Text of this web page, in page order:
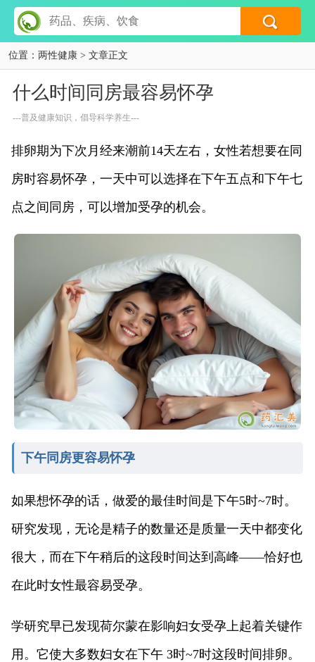
位置： 两性健康 > 文章正文
什么时间同房最容易怀孕
---普及健康知识，倡导科学养生---
排卵期为下次月经来潮前14天左右，女性若想要在同
房时容易怀孕，一天中可以选择在下午五点和下午七
点之间同房，可以增加受孕的机会。
下午同房更容易怀孕
如果想怀孕的话，做爱的最佳时间是下午5时~7时。
研究发现，无论是精子的数量还是质量一天中都变化
很大，而在下午稍后的这段时间达到高峰——恰好也
在此时女性最容易受孕。
学研究早已发现荷尔蒙在影响妇女受孕上起着关键作
用。它使大多数妇女在下午 3时~7时这段时间排卵。